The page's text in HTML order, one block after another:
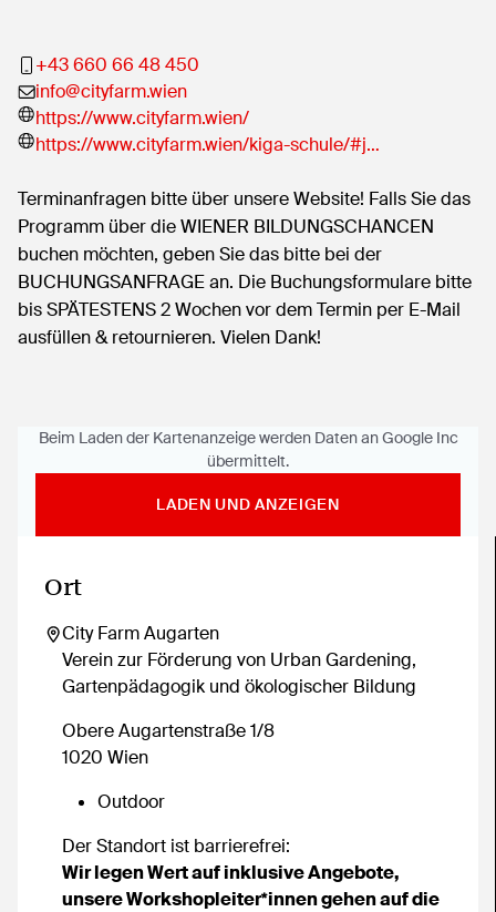
+43 660 66 48 450
info@cityfarm.wien
https://www.cityfarm.wien/
https://www.cityfarm.wien/kiga-schule/#j…
Terminanfragen bitte über unsere Website! Falls Sie das
Programm über die WIENER BILDUNGSCHANCEN
buchen möchten, geben Sie das bitte bei der
BUCHUNGSANFRAGE an. Die Buchungsformulare bitte
bis SPÄTESTENS 2 Wochen vor dem Termin per E-Mail
ausfüllen & retournieren. Vielen Dank!
Beim Laden der Kartenanzeige werden Daten an Google Inc
übermittelt.
LADEN UND ANZEIGEN
Ort
City Farm Augarten
Verein zur Förderung von Urban Gardening,
Gartenpädagogik und ökologischer Bildung
Obere Augartenstraße 1/8
1020 Wien
Outdoor
Der Standort ist barrierefrei:
Wir legen Wert auf inklusive Angebote,
unsere Workshopleiter*innen gehen auf die